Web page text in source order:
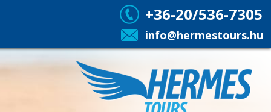
+36-20/536-7305
info@hermestours.hu